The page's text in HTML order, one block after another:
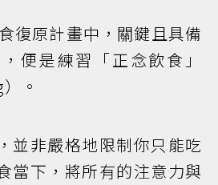
復原計畫中，關鍵且具備
便是練習「正念飲食」
。
並非嚴格地限制你只能吃
當下，將所有的注意力與